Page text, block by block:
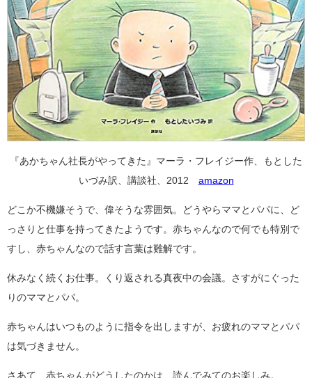
『あかちゃん社長がやってきた』マーラ・フレイジー作、もとした
いづみ訳、講談社、2012 amazon
どこか不機嫌そうで、偉そうな雰囲気。どうやらママとパパに、ど
っさりと仕事を持ってきたようです。赤ちゃんなので何でも特別で
すし、赤ちゃんなので話す言葉は難解です。
休みなく続くお仕事。くり返される真夜中の会議。さすがにぐった
りのママとパパ。
赤ちゃんはいつものように指令を出しますが、お疲れのママとパパ
は気づきません。
さあて、赤ちゃんがどうしたのかは、読んでみてのお楽しみ。